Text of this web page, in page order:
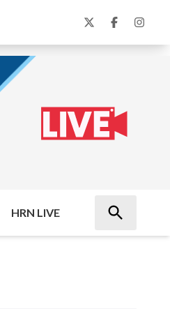
HRN LIVE